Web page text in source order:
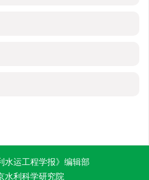
水运工程学报》编辑部
水利科学研究院